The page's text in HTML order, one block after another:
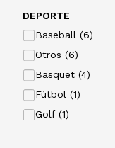
DEPORTE
Baseball (6)
Otros (6)
Basquet (4)
Fútbol (1)
Golf (1)